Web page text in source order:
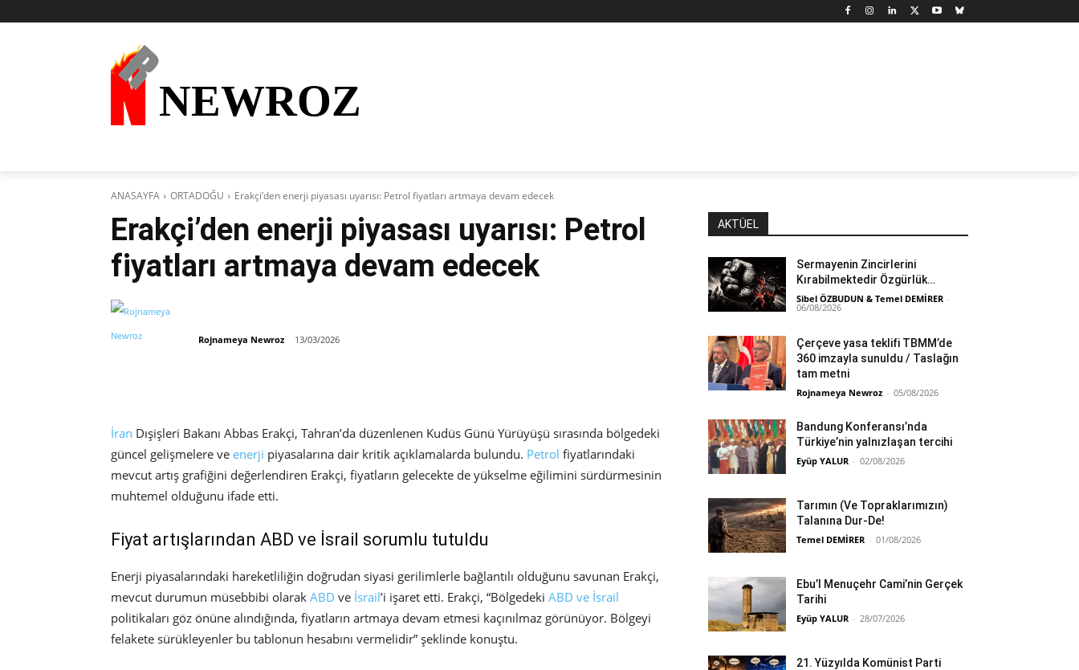
NEWROZ
ANASAYFA ORTADOĞU Erakçi’den enerji piyasası uyarısı: Petrol fiyatları artmaya devam edecek
Erakçi’den enerji piyasası uyarısı: Petrol
fiyatları artmaya devam edecek
Rojnameya Newroz 13/03/2026
İran Dışişleri Bakanı Abbas Erakçi, Tahran’da düzenlenen Kudüs Günü Yürüyüşü sırasında bölgedeki
güncel gelişmelere ve enerji piyasalarına dair kritik açıklamalarda bulundu. Petrol fiyatlarındaki
mevcut artış grafiğini değerlendiren Erakçi, fiyatların gelecekte de yükselme eğilimini sürdürmesinin
muhtemel olduğunu ifade etti.
Fiyat artışlarından ABD ve İsrail sorumlu tutuldu
Enerji piyasalarındaki hareketliliğin doğrudan siyasi gerilimlerle bağlantılı olduğunu savunan Erakçi,
mevcut durumun müsebbibi olarak ABD ve İsrail’i işaret etti. Erakçi, “Bölgedeki ABD ve İsrail
politikaları göz önüne alındığında, fiyatların artmaya devam etmesi kaçınılmaz görünüyor. Bölgeyi
felakete sürükleyenler bu tablonun hesabını vermelidir” şeklinde konuştu.
AKTÜEL
Sermayenin Zincirlerini
Kırabilmektedir Özgürlük…
Sibel ÖZBUDUN & Temel DEMİRER -
06/08/2026
Çerçeve yasa teklifi TBMM’de
360 imzayla sunuldu / Taslağın
tam metni
Rojnameya Newroz - 05/08/2026
Bandung Konferansı’nda
Türkiye’nin yalnızlaşan tercihi
Eyüp YALUR - 02/08/2026
Tarımın (Ve Topraklarımızın)
Talanına Dur-De!
Temel DEMİRER - 01/08/2026
Ebu’l Menuçehr Cami’nin Gerçek
Tarihi
Eyüp YALUR - 28/07/2026
21. Yüzyılda Komünist Parti